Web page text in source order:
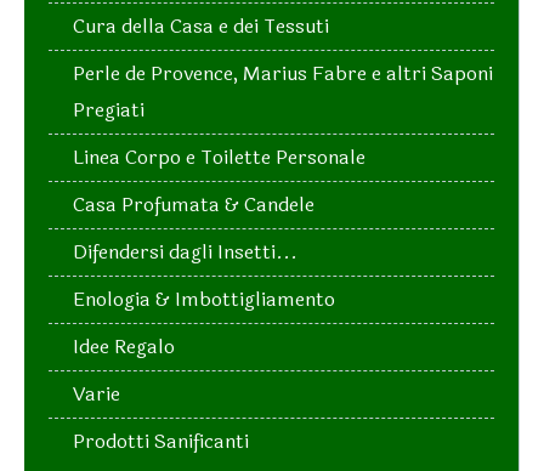
Cura della Casa e dei Tessuti
Perle de Provence, Marius Fabre e altri Saponi
Pregiati
Linea Corpo e Toilette Personale
Casa Profumata & Candele
Difendersi dagli Insetti...
Enologia & Imbottigliamento
Idee Regalo
Varie
Prodotti Sanificanti